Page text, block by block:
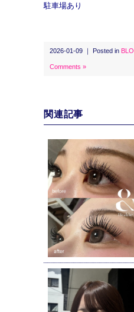
駐車場あり
2026-01-09 ｜ Posted in
Comments »
関連記事